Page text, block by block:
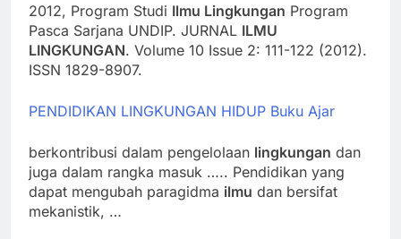
2012, Program Studi Ilmu Lingkungan Program
Pasca Sarjana UNDIP. JURNAL ILMU
LINGKUNGAN. Volume 10 Issue 2: 111-122 (2012).
ISSN 1829-8907.
PENDIDIKAN LINGKUNGAN HIDUP Buku Ajar
berkontribusi dalam pengelolaan lingkungan dan
juga dalam rangka masuk ….. Pendidikan yang
dapat mengubah paragidma ilmu dan bersifat
mekanistik, …